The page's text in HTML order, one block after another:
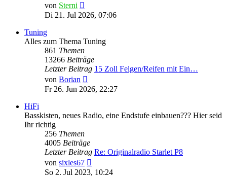
von Sterni
Beitrag
Di 21. Jul 2026, 07:06
Tuning
Alles zum Thema Tuning
861 Themen
13266 Beiträge
Letzter Beitrag 15 Zoll Felgen/Reifen mit Ein…
von Borian
Beitrag
Fr 26. Jun 2026, 22:27
HiFi
Basskisten, neues Radio, eine Endstufe einbauen??? Hier seid
Ihr richtig
256 Themen
4005 Beiträge
Letzter Beitrag Re: Originalradio Starlet P8
von sixles67
Beitrag
So 2. Jul 2023, 10:24